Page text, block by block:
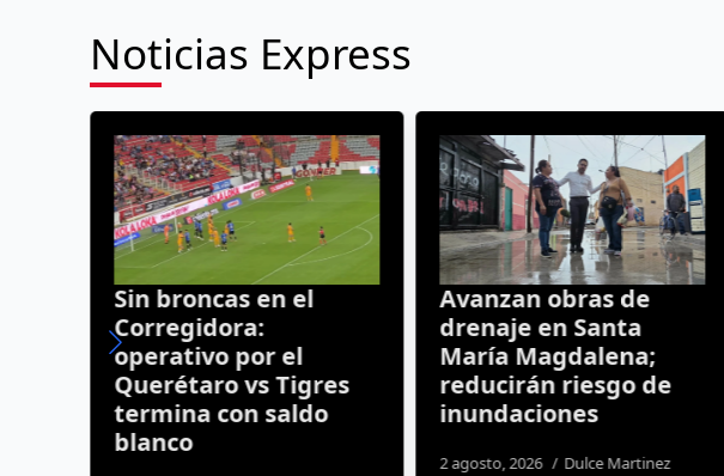
Noticias Express
Sin broncas en el
Corregidora:
operativo por el
Querétaro vs Tigres
termina con saldo
blanco
Avanzan obras de
drenaje en Santa
María Magdalena;
reducirán riesgo de
inundaciones
2 agosto, 2026 Dulce Martinez